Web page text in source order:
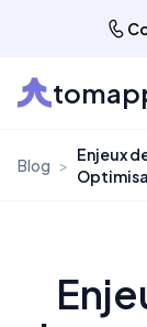
Blog >
Enjeux